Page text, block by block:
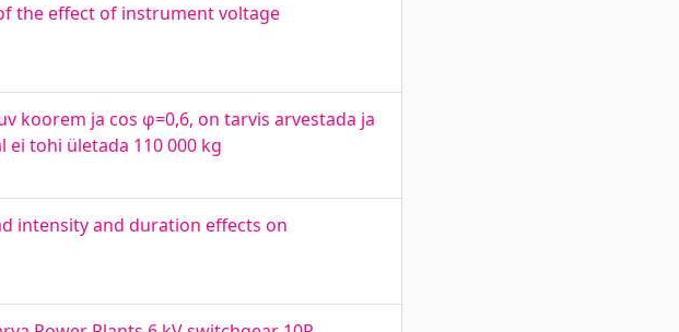
the effect of instrument voltage
koorem ja cos φ=0,6, on tarvis arvestada ja
tohi ületada 110 000 kg
intensity and duration effects on